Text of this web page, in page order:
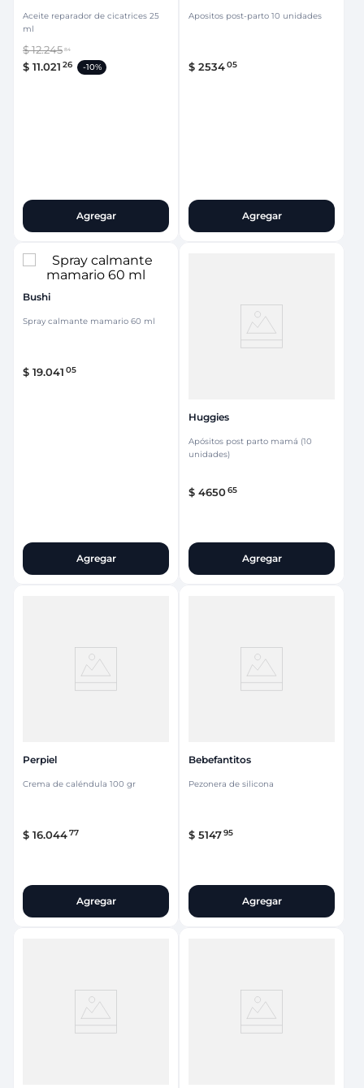
Aceite reparador de cicatrices 25
ml
$12.245 84
$ 11.021 26 -10%
Agregar
Apositos post-parto 10 unidades
$ 253405
Agregar
Bushi
Spray calmante mamario 60 ml
$ 19.041 05
Agregar
Huggies
Apósitos post parto mamá (10
unidades)
$ 465065
Agregar
Perpiel
Crema de caléndula 100 gr
$ 16.04477
Agregar
Bebefantitos
Pezonera de silicona
$ 514795
Agregar